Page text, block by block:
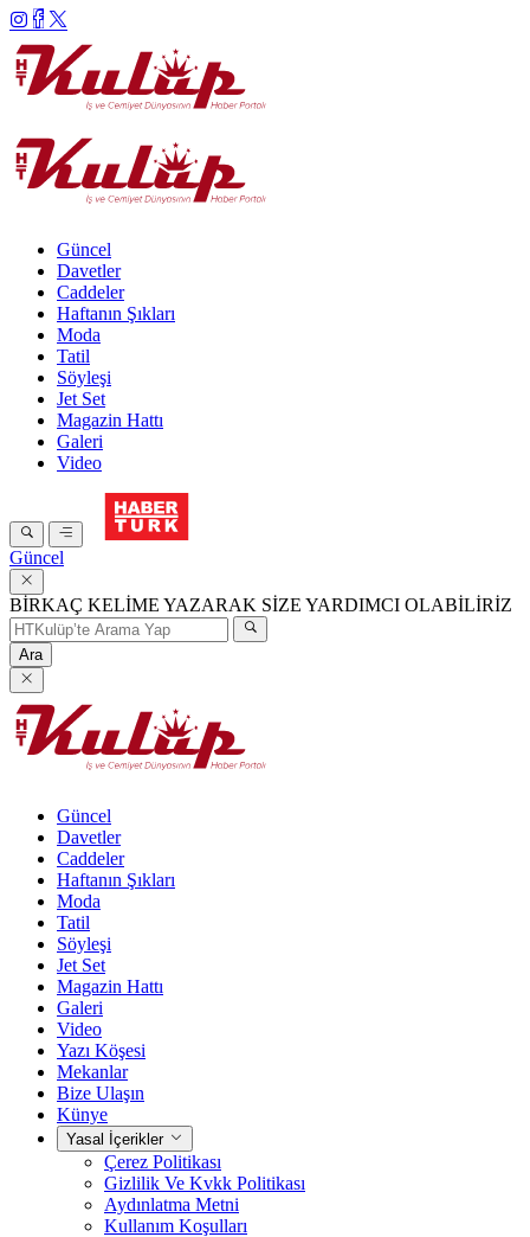
Güncel
Davetler
Caddeler
Haftanın Şıkları
Moda
Tatil
Söyleşi
Jet Set
Magazin Hattı
Galeri
Video
Güncel
BİRKAÇ KELİME YAZARAK SİZE YARDIMCI OLABİLİRİZ
Ara
Güncel
Davetler
Caddeler
Haftanın Şıkları
Moda
Tatil
Söyleşi
Jet Set
Magazin Hattı
Galeri
Video
Yazı Köşesi
Mekanlar
Bize Ulaşın
Künye
Yasal İçerikler
Çerez Politikası
Gizlilik Ve Kvkk Politikası
Aydınlatma Metni
Kullanım Koşulları